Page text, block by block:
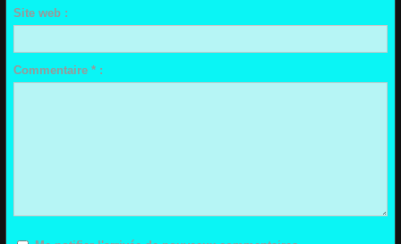
Site web :
Commentaire * :